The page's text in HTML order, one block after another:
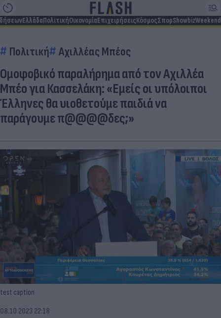
ΕλλάδαΠολιτικήΟικονομίαΕπιχειρήσειςΚόσμοςΣπορShowbizWeekend
Πολιτική Αχιλλέας Μπέος
Ομοφοβικό παραλήρημα από τον Αχιλλέα
Μπέο για Κασσελάκη: «Εμείς οι υπόλοιποι
Έλληνες θα υιοθετούμε παιδιά να
παράγουμε π@@@@δες;»
test caption
08.10.2023 22:18